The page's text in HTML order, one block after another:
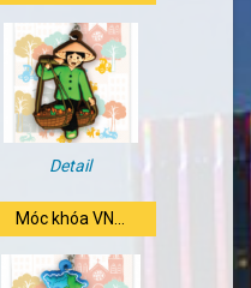
Detail
Móc khóa VN...